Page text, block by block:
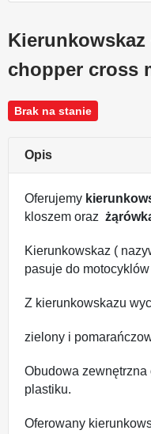
chopper cross
Brak na stanie
Opis
Oferujemy
kloszem oraz
Kierunkowskaz (
pasuje do
Z kierunkowskazu
zielony i
Obudowa
plastiku.
Oferowany